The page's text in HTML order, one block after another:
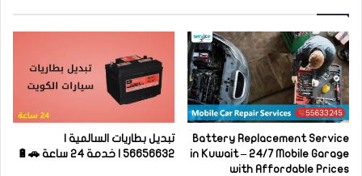
Battery Replacement Service
in Kuwait – 24/7 Mobile Garage
with Affordable Prices
تبديل بطاريات السالمية |
56656632 | خدمة 24 ساعة 🚗🔋